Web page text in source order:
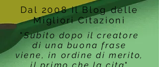
Dal 2008 Il Blog delle
Migliori Citazioni
"Subito dopo il creatore
di una buona frase
viene, in ordine di merito,
il primo che la cita"